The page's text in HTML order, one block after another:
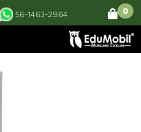
56-1463-2964 0